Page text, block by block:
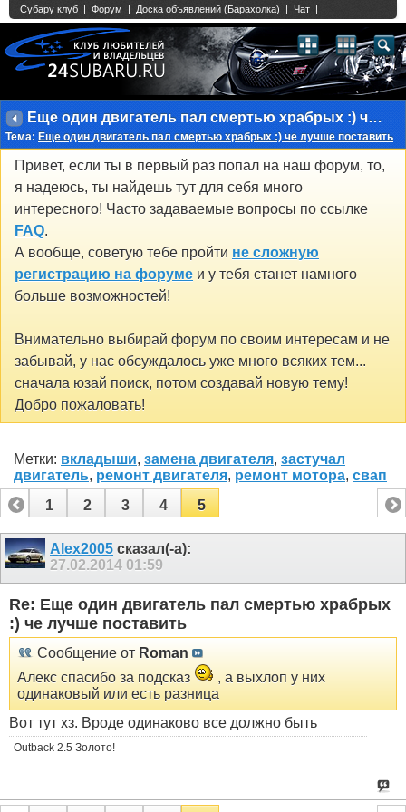
Еще один двигатель пал смертью храбрых :) че лучше поставить
Тема: Еще один двигатель пал смертью храбрых :) че лучше поставить
Привет, если ты в первый раз попал на наш форум, то,
я надеюсь, ты найдешь тут для себя много
интересного! Часто задаваемые вопросы по ссылке
FAQ.
А вообще, советую тебе пройти не сложную
регистрацию на форуме и у тебя станет намного
больше возможностей!
Внимательно выбирай форум по своим интересам и не
забывай, у нас обсуждалось уже много всяких тем...
сначала юзай поиск, потом создавай новую тему!
Добро пожаловать!
Метки: вкладыши, замена двигателя, застучал
двигатель, ремонт двигателя, ремонт мотора, свап
1
2 3 4 5
Alex2005 сказал(-а):
27.02.2014 01:59
Re: Еще один двигатель пал смертью храбрых
:) че лучше поставить
Сообщение от Roman
Алекс спасибо за подсказ
, а выхлоп у них
одинаковый или есть разница
Вот тут хз. Вроде одинаково все должно быть
Outback 2.5 Золото!
Single Sign On provided byvBSSO
2 3 4 5 6 7 8 9 10 11 12 13 14 15 16 17 18 21 22 23 24 25 26
27 28 29 30 31 32 33 34 35 36 37 38 39 40 41 42 43